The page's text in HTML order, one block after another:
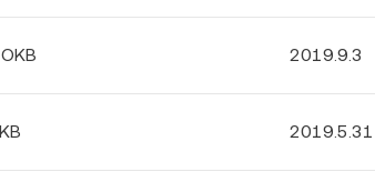
2019.9.3
2019.5.31